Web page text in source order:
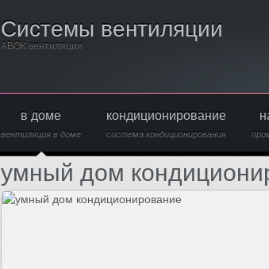
Системы вентиляции
АВОК вентиляция
в доме
вентиляция в доме
кондиционирование
система кондиционирования
умный дом